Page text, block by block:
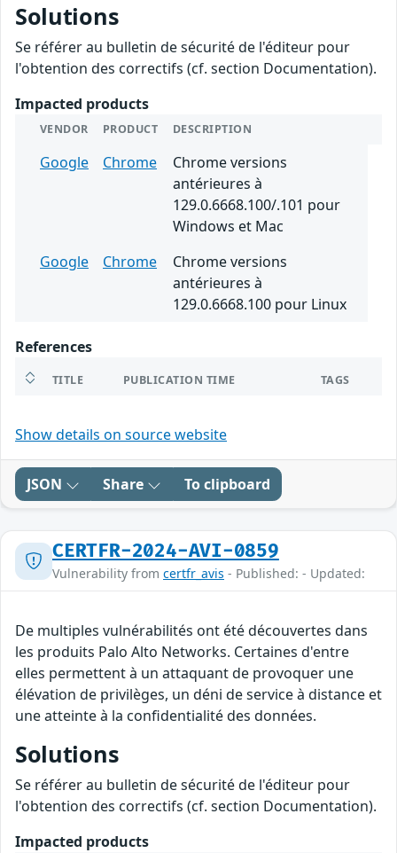
Solutions
Se référer au bulletin de sécurité de l'éditeur pour
l'obtention des correctifs (cf. section Documentation).
Impacted products
VENDOR PRODUCT DESCRIPTION
Google Chrome
Chrome versions
antérieures à
129.0.6668.100/.101 pour
Windows et Mac
Google
Chrome
Chrome versions
antérieures à
129.0.6668.100 pour Linux
References
TITLE PUBLICATION TIME TAGS
Show details on source website
JSON Share To clipboard
CERTFR-2024-AVI-0859
Vulnerability from certfr_avis - Published: - Updated:
De multiples vulnérabilités ont été découvertes dans
les produits Palo Alto Networks. Certaines d'entre
elles permettent à un attaquant de provoquer une
élévation de privilèges, un déni de service à distance et
une atteinte à la confidentialité des données.
Solutions
Se référer au bulletin de sécurité de l'éditeur pour
l'obtention des correctifs (cf. section Documentation).
Impacted products